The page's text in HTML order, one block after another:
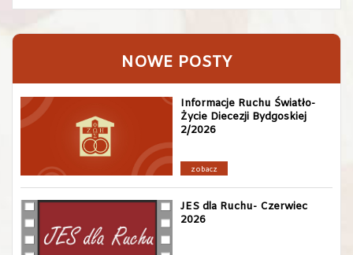
NOWE POSTY
Informacje Ruchu Światło-
Życie Diecezji Bydgoskiej
2/2026
zobacz
JES dla Ruchu- Czerwiec
2026